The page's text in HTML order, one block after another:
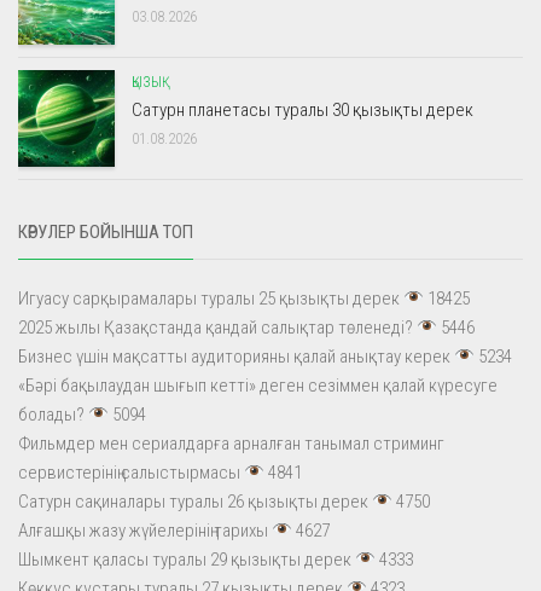
03.08.2026
ҚЫЗЫҚ
Сатурн планетасы туралы 30 қызықты дерек
01.08.2026
КӨРУЛЕР БОЙЫНША ТОП
Игуасу сарқырамалары туралы 25 қызықты дерек
18425
2025 жылы Қазақстанда қандай салықтар төленеді?
5446
Бизнес үшін мақсатты аудиторияны қалай анықтау керек
5234
«Бәрі бақылаудан шығып кетті» деген сезіммен қалай күресуге
болады?
5094
Фильмдер мен сериалдарға арналған танымал стриминг
сервистерінің салыстырмасы
4841
Сатурн сақиналары туралы 26 қызықты дерек
4750
Алғашқы жазу жүйелерінің тарихы
4627
Шымкент қаласы туралы 29 қызықты дерек
4333